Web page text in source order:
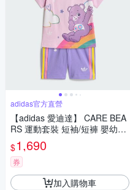
adidas官方直營
【adidas 愛迪達】 CARE BEA
RS 運動套裝 短袖/短褲 嬰幼童
裝 - Originals KS4225
$1,690
券
加入購物車